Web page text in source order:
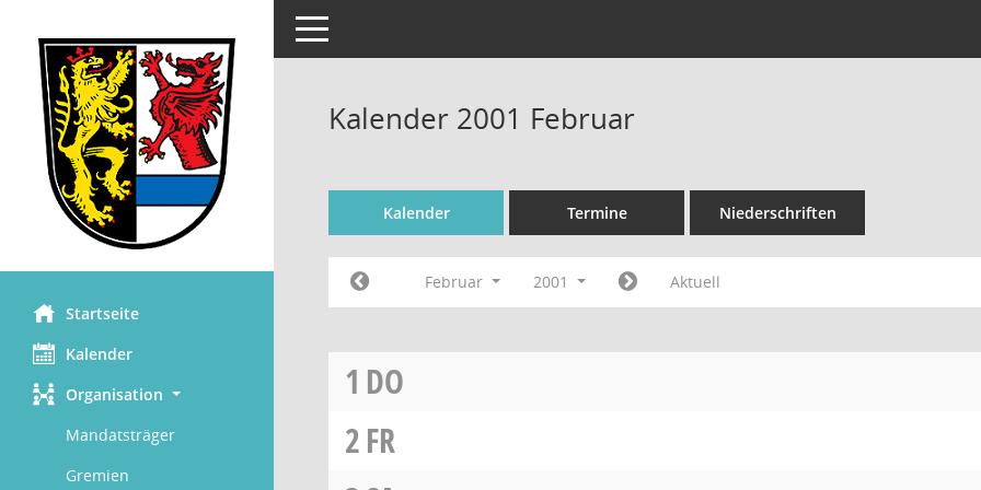
Startseite
Kalender
Organisation
Mandatsträger
Gremien
Toggle navigation
Kalender 2001 Februar
Kalender Termine Niederschriften
Februar 2001 Aktuell
1 DO
2FR